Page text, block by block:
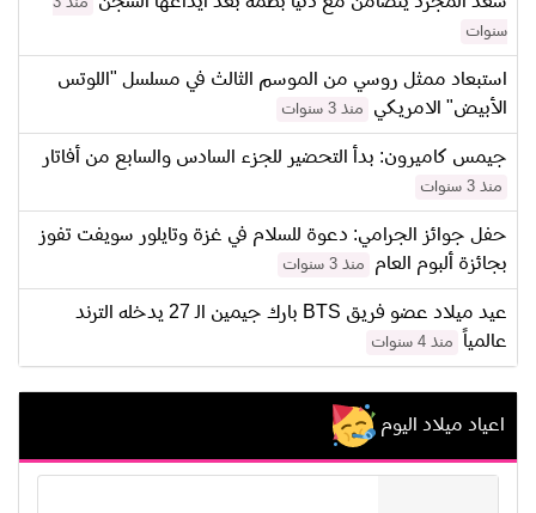
سنوات
استبعاد ممثل روسي من الموسم الثالث في مسلسل "اللوتس
الأبيض" الامريكي
منذ 3 سنوات
جيمس كاميرون: بدأ التحضير للجزء السادس والسابع من أفاتار
منذ 3 سنوات
حفل جوائز الجرامي: دعوة للسلام في غزة وتايلور سويفت تفوز
بجائزة ألبوم العام
منذ 3 سنوات
عيد ميلاد عضو فريق BTS بارك جيمين الـ 27 يدخله الترند
عالمياً
منذ 4 سنوات
اعياد ميلاد اليوم